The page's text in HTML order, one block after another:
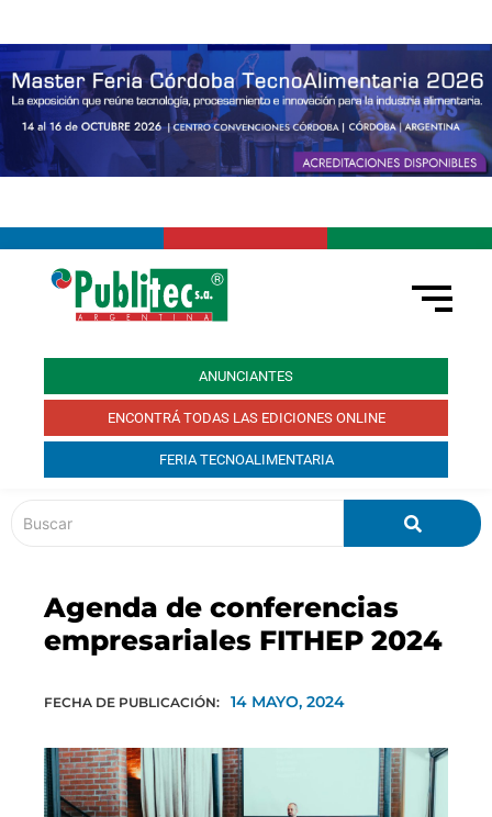
ANUNCIANTES
ENCONTRÁ TODAS LAS EDICIONES ONLINE
FERIA TECNOALIMENTARIA
Agenda de conferencias
empresariales FITHEP 2024
FECHA DE PUBLICACIÓN: 14 MAYO, 2024